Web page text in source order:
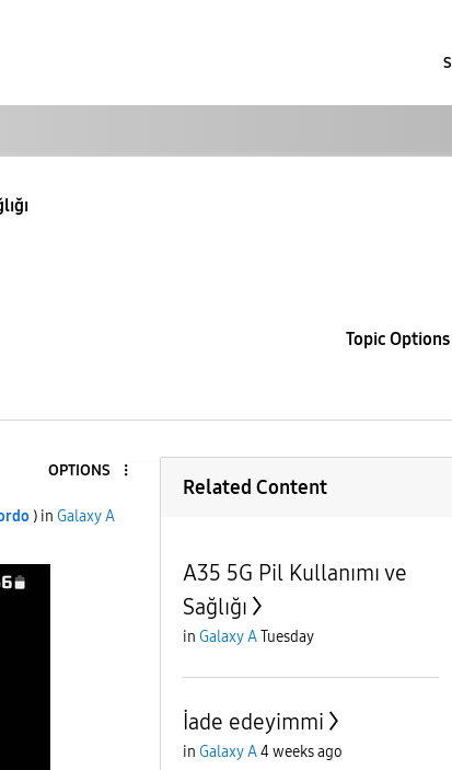
Topic Options
OPTIONS
) in Galaxy A
Related Content
A35 5G Pil Kullanımı ve
Sağlığı
in Galaxy ATuesday
İade edeyimmi
in Galaxy A4 weeks ago